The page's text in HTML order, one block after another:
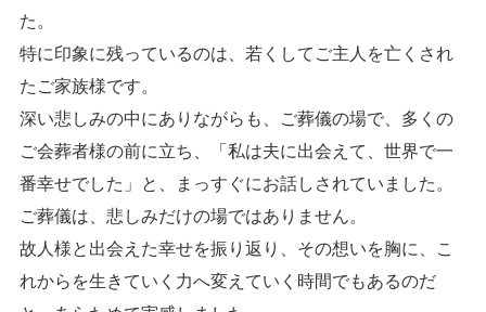
た。
特に印象に残っているのは、若くしてご主人を亡くされ
たご家族様です。
深い悲しみの中にありながらも、ご葬儀の場で、多くの
ご会葬者様の前に立ち、「私は夫に出会えて、世界で一
番幸せでした」と、まっすぐにお話しされていました。
ご葬儀は、悲しみだけの場ではありません。
故人様と出会えた幸せを振り返り、その想いを胸に、こ
れからを生きていく力へ変えていく時間でもあるのだ